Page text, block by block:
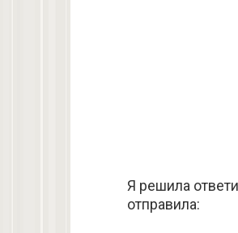
Я решила
отправила: